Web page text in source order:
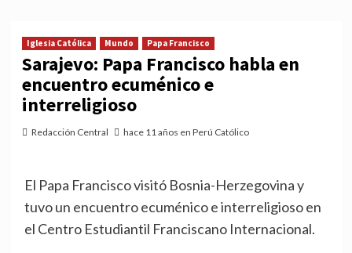
Iglesia Católica Mundo Papa Francisco
Sarajevo: Papa Francisco habla en
encuentro ecuménico e
interreligioso
Redacción Central hace 11 años en Perú Católico
El Papa Francisco visitó Bosnia-Herzegovina y
tuvo un encuentro ecuménico e interreligioso en
el Centro Estudiantil Franciscano Internacional.